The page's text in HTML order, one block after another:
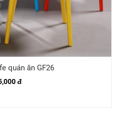
quán ăn GF26
đ